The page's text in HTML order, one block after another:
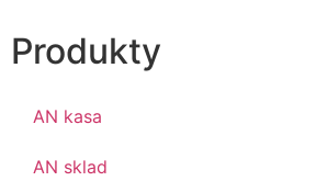
Produkty
AN kasa
AN sklad